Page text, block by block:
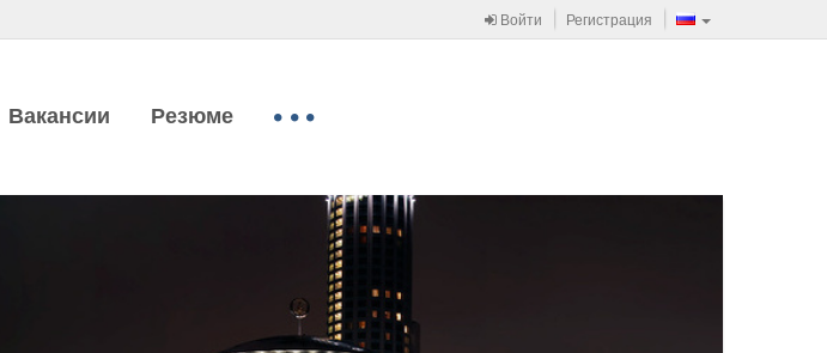
Войти Регистрация
Вакансии Резюме